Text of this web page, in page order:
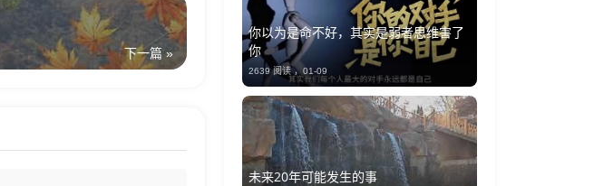
下一篇 »
你以为是命不好，其实是弱者思维害了
你
2639 阅读 ，01-09
未来20年可能发生的事